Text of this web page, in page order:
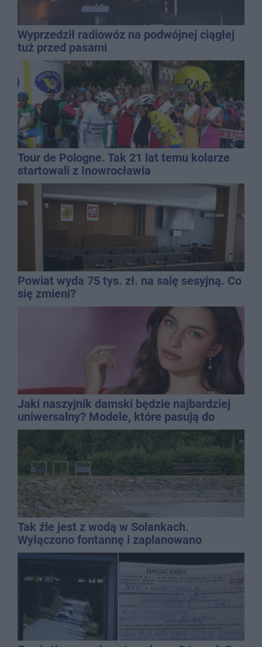
Wyprzedził radiowóz na podwójnej ciągłej
tuż przed pasami
Tour de Pologne. Tak 21 lat temu kolarze
startowali z Inowrocławia
Powiat wyda 75 tys. zł. na salę sesyjną. Co
się zmieni?
Jaki naszyjnik damski będzie najbardziej
uniwersalny? Modele, które pasują do
wielu stylizacji
Tak źle jest z wodą w Solankach.
Wyłączono fontannę i zaplanowano
dolewkę